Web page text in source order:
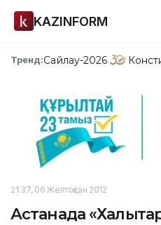
KAZINFORM
Тренд:Сайлау-2026
21:37, 06 Желтоқсан 2012
Астанада